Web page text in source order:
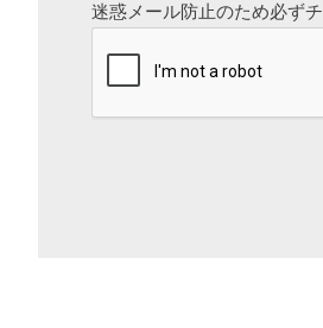
迷惑メール防止のため必ず